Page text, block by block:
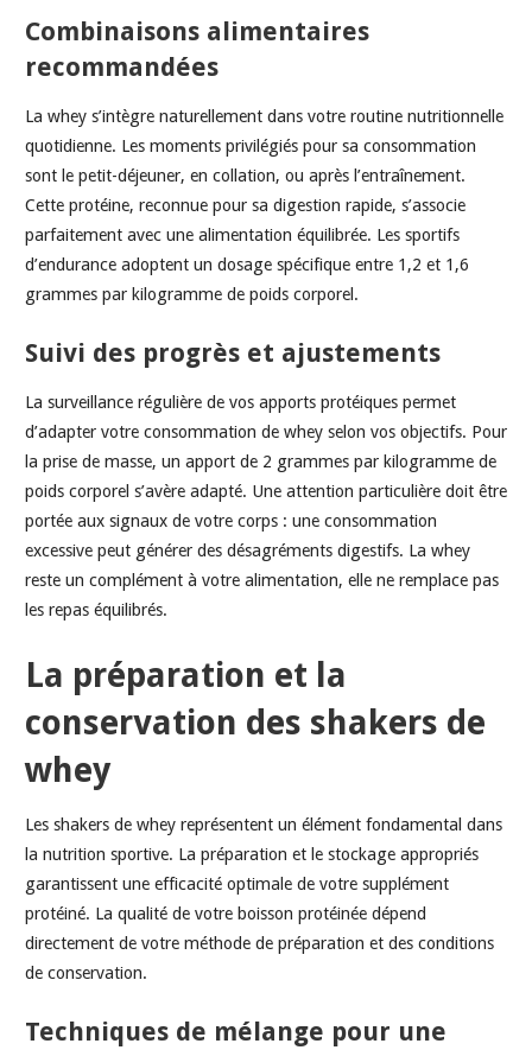
Combinaisons alimentaires
recommandées
La whey s’intègre naturellement dans votre routine nutritionnelle
quotidienne. Les moments privilégiés pour sa consommation
sont le petit-déjeuner, en collation, ou après l’entraînement.
Cette protéine, reconnue pour sa digestion rapide, s’associe
parfaitement avec une alimentation équilibrée. Les sportifs
d’endurance adoptent un dosage spécifique entre 1,2 et 1,6
grammes par kilogramme de poids corporel.
Suivi des progrès et ajustements
La surveillance régulière de vos apports protéiques permet
d’adapter votre consommation de whey selon vos objectifs. Pour
la prise de masse, un apport de 2 grammes par kilogramme de
poids corporel s’avère adapté. Une attention particulière doit être
portée aux signaux de votre corps : une consommation
excessive peut générer des désagréments digestifs. La whey
reste un complément à votre alimentation, elle ne remplace pas
les repas équilibrés.
La préparation et la
conservation des shakers de
whey
Les shakers de whey représentent un élément fondamental dans
la nutrition sportive. La préparation et le stockage appropriés
garantissent une efficacité optimale de votre supplément
protéiné. La qualité de votre boisson protéinée dépend
directement de votre méthode de préparation et des conditions
de conservation.
Techniques de mélange pour une